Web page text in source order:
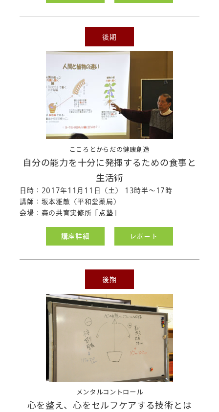
後期
こころとからだの健康創造
自分の能力を十分に発揮するための食事と
生活術
日時：2017年11月11日（土） 13時半～17時
講師：坂本雅敏（平和堂薬局）
会場：森の共育実修所「点塾」
講座詳細 レポート
後期
メンタルコントロール
心を整え、心をセルフケアする技術とは